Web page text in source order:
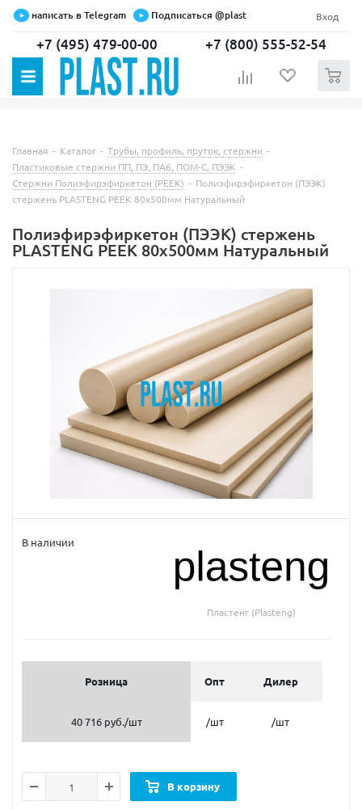
написать в Telegram Подписаться @plast Вход
+7 (495) 479-00-00 +7 (800) 555-52-54
Главная - Каталог - Трубы, профиль, пруток, стержни -
Пластиковые стержни ПП, ПЭ, ПА6, ПОМ-С, ПЭЭК -
Стержни Полиэфирэфиркетон (PEEK) - Полиэфирэфиркетон (ПЭЭК)
стержень PLASTENG PEEK 80х500мм Натуральный
Полиэфирэфиркетон (ПЭЭК) стержень
PLASTENG PEEK 80х500мм Натуральный
В наличии
Пластенг (Plasteng)
Розница Опт Дилер
40 716 руб./шт /шт /шт
В корзину